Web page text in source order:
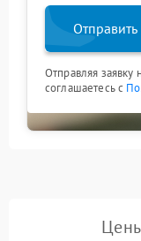
Отправить
Отправляя заявку
соглашаетесь с